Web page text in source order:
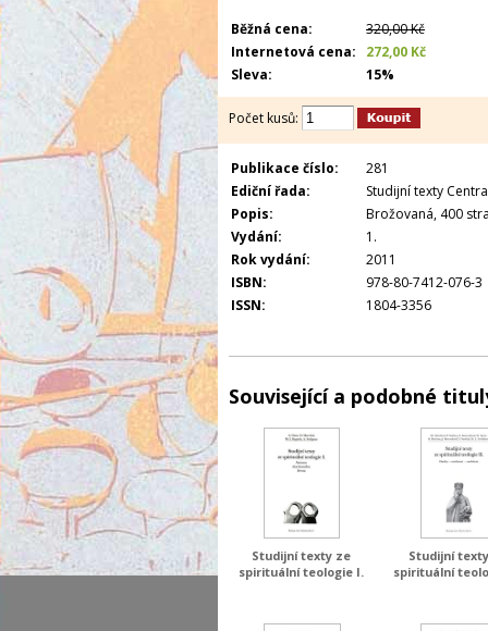
Běžná cena:
320,00 Kč
Internetová cena:
272,00 Kč
Sleva:
15%
Počet kusů:
Publikace číslo:
281
Ediční řada:
Studijní texty
Popis:
Brožovaná, 400
Vydání:
1.
Rok vydání:
2011
ISBN:
978-80-7412-076-3
ISSN:
1804-3356
Související a podobné
Studijní texty ze
spirituální teologie I.
Studijní
spirituální